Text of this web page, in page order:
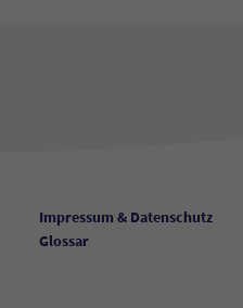
Impressum & Datenschutz
Glossar